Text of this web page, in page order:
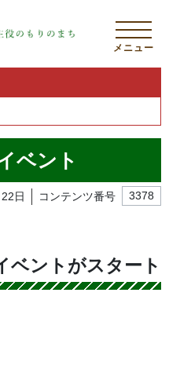
メニュー
ベント
日 コンテンツ番号 3378
ベントがスタート